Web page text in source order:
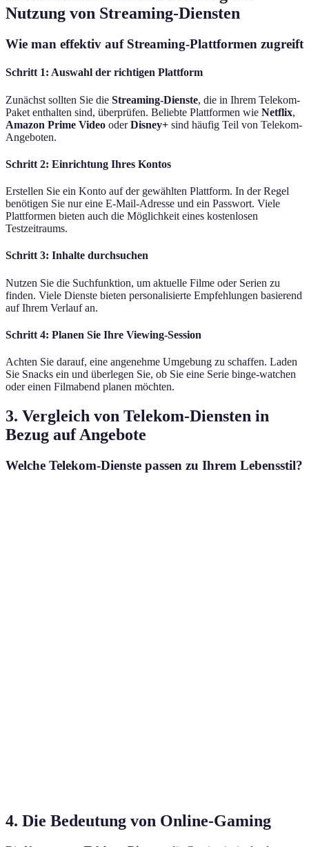
Nutzung von Streaming-Diensten
Wie man effektiv auf Streaming-Plattformen zugreift
Schritt 1: Auswahl der richtigen Plattform
Zunächst sollten Sie die Streaming-Dienste, die in Ihrem Telekom-
Paket enthalten sind, überprüfen. Beliebte Plattformen wie Netflix,
Amazon Prime Video oderDisney+ sind häufig Teil von Telekom-
Angeboten.
Schritt 2: Einrichtung Ihres Kontos
Erstellen Sie ein Konto auf der gewählten Plattform. In der Regel
benötigen Sie nur eine E-Mail-Adresse und ein Passwort. Viele
Plattformen bieten auch die Möglichkeit eines kostenlosen
Testzeitraums.
Schritt 3: Inhalte durchsuchen
Nutzen Sie die Suchfunktion, um aktuelle Filme oder Serien zu
finden. Viele Dienste bieten personalisierte Empfehlungen basierend
auf Ihrem Verlauf an.
Schritt 4: Planen Sie Ihre Viewing-Session
Achten Sie darauf, eine angenehme Umgebung zu schaffen. Laden
Sie Snacks ein und überlegen Sie, ob Sie eine Serie binge-watchen
oder einen Filmabend planen möchten.
3. Vergleich von Telekom-Diensten in
Bezug auf Angebote
Welche Telekom-Dienste passen zu Ihrem Lebensstil?
4. Die Bedeutung von Online-Gaming